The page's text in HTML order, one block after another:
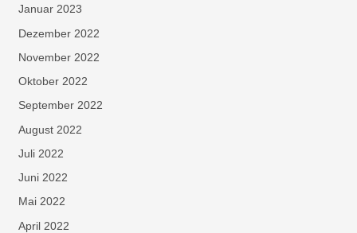
Januar 2023
Dezember 2022
November 2022
Oktober 2022
September 2022
August 2022
Juli 2022
Juni 2022
Mai 2022
April 2022